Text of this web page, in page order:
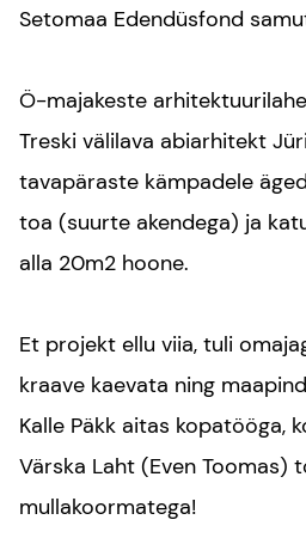
Setomaa Edendüsfond
Ö-majakeste
Treski välilava abiarhitekt
tavapäraste kämpadele
toa (suurte akendega) ja
alla 20m2 hoone.
Et projekt ellu viia, tuli
kraave kaevata ning
Kalle Päkk aitas kopatööga,
Värska Laht (Even Toomas)
mullakoormatega!